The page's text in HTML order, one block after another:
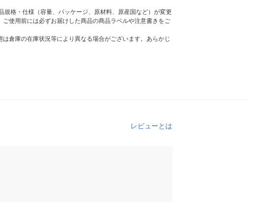
格・仕様（容量、パッケージ、原材料、原産国など）が変更
使用前には必ずお届けした商品の商品ラベルや注意書きをご
倉庫の在庫状況等により異なる場合がございます。あらかじ
レビューとは